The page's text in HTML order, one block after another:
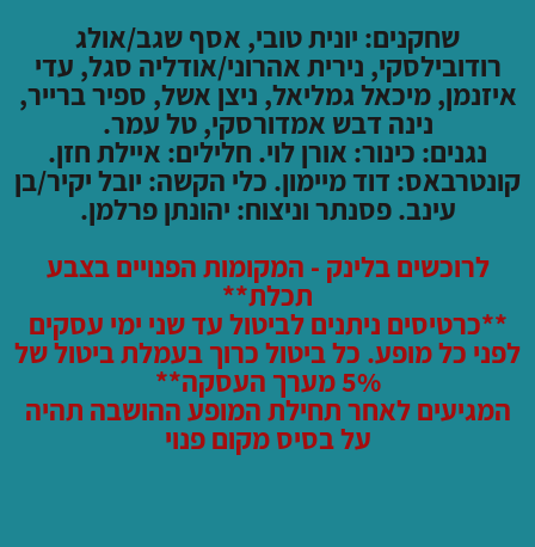
שחקנים: יונית טובי, אסף שגב/אולג
רודובילסקי, נירית אהרוני/אודליה סגל, עדי
איזנמן, מיכאל גמליאל, ניצן אשל, ספיר ברייר,
נינה דבש אמדורסקי, טל עמר.
נגנים: כינור: אורן לוי. חלילים: איילת חזן.
קונטרבאס: דוד מיימון. כלי הקשה: יובל יקיר/בן
עינב. פסנתר וניצוח: יהונתן פרלמן.
לרוכשים בלינק - המקומות הפנויים בצבע
תכלת**
**כרטיסים ניתנים לביטול עד שני ימי עסקים
לפני כל מופע. כל ביטול כרוך בעמלת ביטול של
5% מערך העסקה**
המגיעים לאחר תחילת המופע ההושבה תהיה
על בסיס מקום פנוי